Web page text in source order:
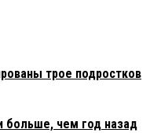
трое подростков
больше, чем год назад